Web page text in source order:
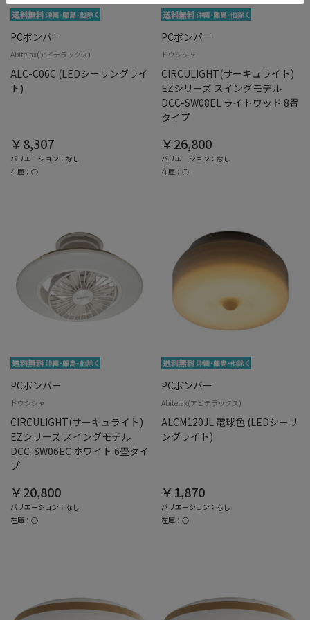
PCボンバー
Abitelax(アビテラックス)
ALC-C06C (LEDシーリングライ
ト)
￥8,307
バリエーション：なし
在庫：○
PCボンバー
ドウシシャ
CIRCULIGHT(サーキュライト)
EZシリーズ スイングモデル
DCC-SW08EL ライトウッド 8畳
タイプ
￥26,800
バリエーション：なし
在庫：○
PCボンバー
ドウシシャ
CIRCULIGHT(サーキュライト)
EZシリーズ スイングモデル
DCC-SW06EC ホワイト 6畳タイ
プ
￥20,800
バリエーション：なし
在庫：○
PCボンバー
Abitelax(アビテラックス)
ALCM120JL 電球色 (LEDシーリ
ングライト)
￥1,870
バリエーション：なし
在庫：○